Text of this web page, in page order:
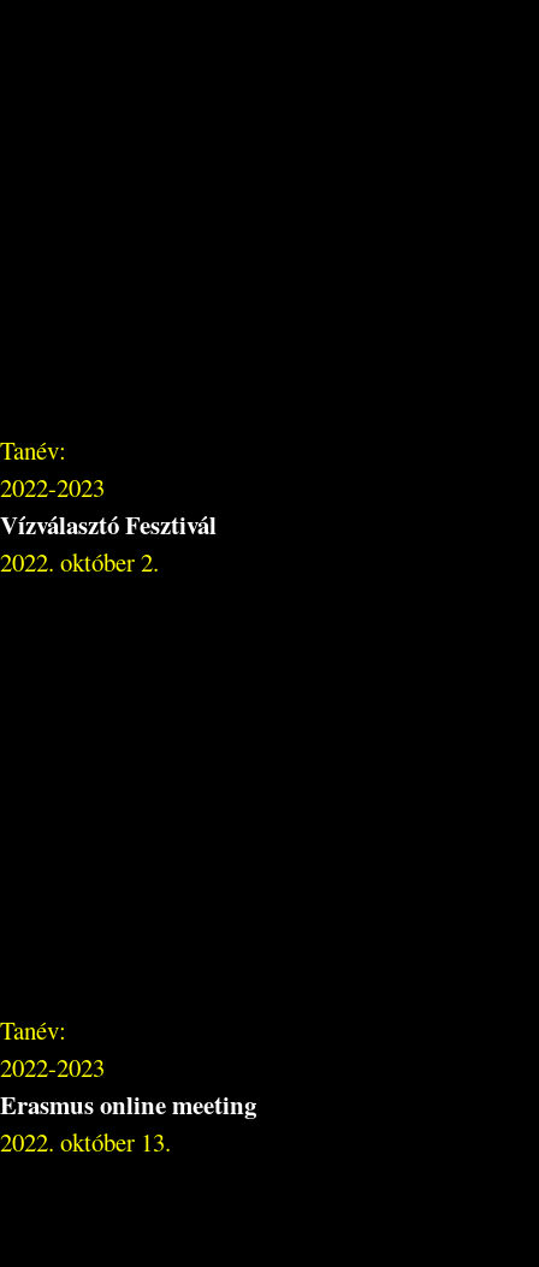
Tanév:
2022-2023
Vízválasztó Fesztivál
2022. október 2.
Tanév:
2022-2023
Erasmus online meeting
2022. október 13.